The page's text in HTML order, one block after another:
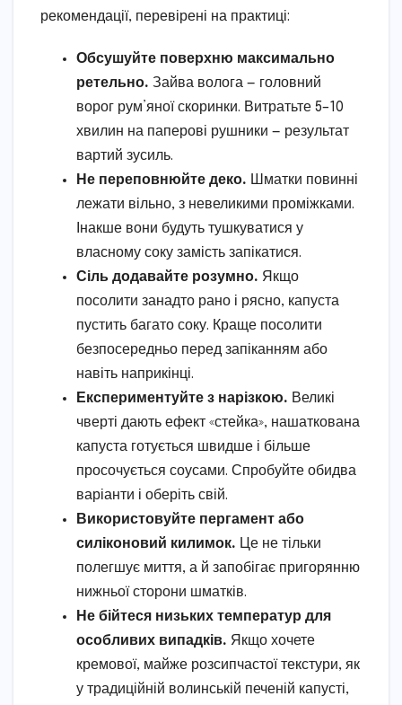
рекомендації, перевірені на практиці:
Обсушуйте поверхню максимально
ретельно. Зайва волога — головний
ворог рум’яної скоринки. Витратьте 5–10
хвилин на паперові рушники — результат
вартий зусиль.
Не переповнюйте деко. Шматки повинні
лежати вільно, з невеликими проміжками.
Інакше вони будуть тушкуватися у
власному соку замість запікатися.
Сіль додавайте розумно. Якщо
посолити занадто рано і рясно, капуста
пустить багато соку. Краще посолити
безпосередньо перед запіканням або
навіть наприкінці.
Експериментуйте з нарізкою. Великі
чверті дають ефект «стейка», нашаткована
капуста готується швидше і більше
просочується соусами. Спробуйте обидва
варіанти і оберіть свій.
Використовуйте пергамент або
силіконовий килимок. Це не тільки
полегшує миття, а й запобігає пригорянню
нижньої сторони шматків.
Не бійтеся низьких температур для
особливих випадків. Якщо хочете
кремової, майже розсипчастої текстури, як
у традиційній волинській печеній капусті,